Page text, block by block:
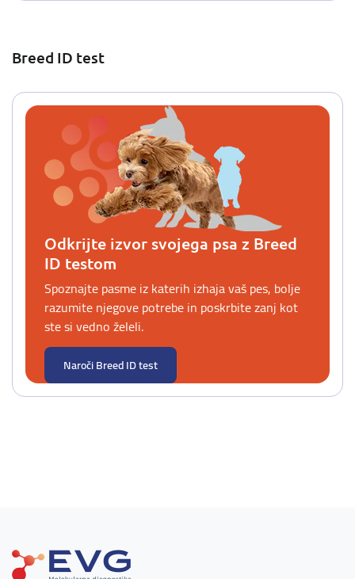
Breed ID test
Odkrijte izvor svojega psa z Breed
ID testom
Spoznajte pasme iz katerih izhaja vaš pes, bolje
razumite njegove potrebe in poskrbite zanj kot
ste si vedno želeli.
Naroči Breed ID test